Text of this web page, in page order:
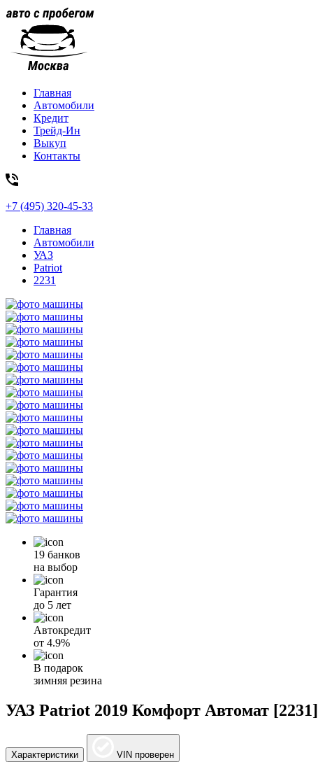
Главная
Автомобили
Кредит
Трейд-Ин
Выкуп
Контакты
+7 (495) 320-45-33
Главная
Автомобили
УАЗ
Patriot
2231
19 банков
на выбор
Гарантия
до 5 лет
Автокредит
от 4.9%
В подарок
зимняя резина
УАЗ Patriot 2019 Комфорт Автомат [2231]
Характеристики VIN проверен